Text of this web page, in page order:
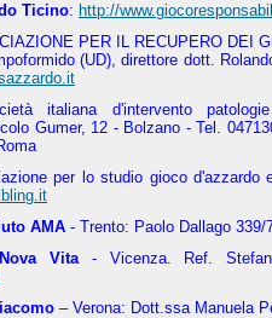
Ticino: http://
PER IL RECUPERO DEI
(UD), direttore dott.
italiana d'intervento
Gumer, 12 - Bolzano - Tel.
per lo studio gioco d'azzardo
AMA - Trento: Paolo Dallago 339/
Vita - Vicenza. Ref.
– Verona: Dott.ssa Manuela